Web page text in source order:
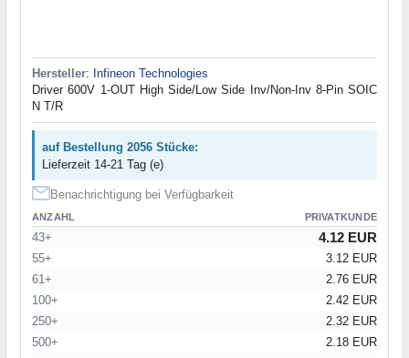
Hersteller: Infineon Technologies
Driver 600V 1-OUT High Side/Low Side Inv/Non-Inv 8-Pin SOIC
N T/R
auf Bestellung 2056 Stücke:
Lieferzeit 14-21 Tag (e)
Benachrichtigung bei Verfügbarkeit
ANZAHL PRIVATKUNDE
43+ 4.12 EUR
55+
3.12 EUR
61+
2.76 EUR
100+
2.42 EUR
250+
2.32 EUR
500+
2.18 EUR